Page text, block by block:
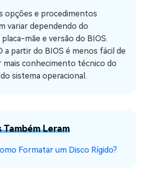
opções e procedimentos
variar dependendo do
mãe e versão do BIOS.
a partir do BIOS é menos fácil de
mais conhecimento técnico do
sistema operacional.
Também Leram
Formatar um Disco Rígido?